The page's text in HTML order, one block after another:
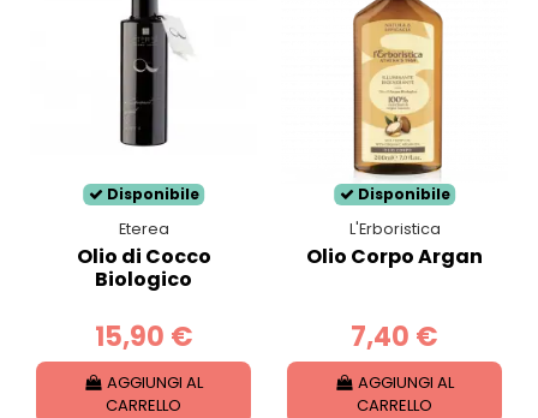
Disponibile
Eterea
Olio di Cocco
Biologico
15,90 €
AGGIUNGI AL
CARRELLO
Disponibile
L'Erboristica
Olio Corpo Argan
7,40 €
AGGIUNGI AL
CARRELLO